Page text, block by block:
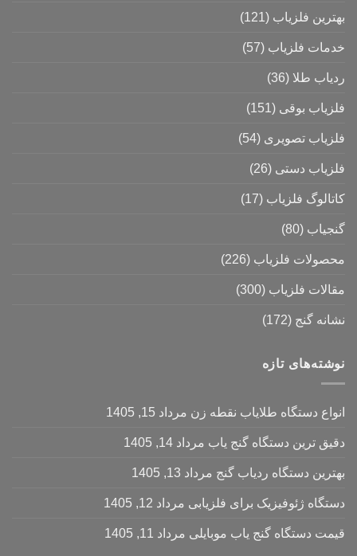
بهترین فلزیاب (121)
خدمات فلزیاب (57)
ردیاب طلا (36)
فلزیاب بوقی (151)
فلزیاب تصویری (54)
فلزیاب دستی (26)
کاتالوگ فلزیاب (17)
گنجیاب (80)
محصولات فلزیاب (226)
مقالات فلزیاب (300)
نشانه گنج (172)
نوشته‌های تازه
انواع دستگاه طلایاب نقطه زن مرداد 15, 1405
دقیق ترین دستگاه گنج یاب مرداد 14, 1405
بهترین دستگاه ردیاب گنج مرداد 13, 1405
دستگاه ژئوفیزیک برای فلزیابی مرداد 12, 1405
قیمت دستگاه گنج یاب موبایلی مرداد 11, 1405